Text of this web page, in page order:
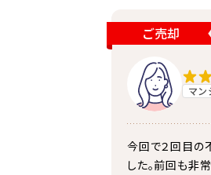
ご売却
マン
今回で２回目の
した。前回も非